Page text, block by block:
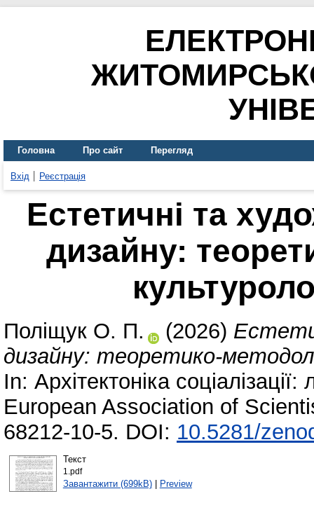
Головна Про сайт Перегляд
Вхід Реєстрація
Естетичні та
дизайну:
Поліщук О. П. (2026)
дизайну: теоретико-
In: Архітектоніка
European Association of
68212-10-5. DOI: 10.5281/
Текст
1.pdf
Завантажити (699kB)| Preview